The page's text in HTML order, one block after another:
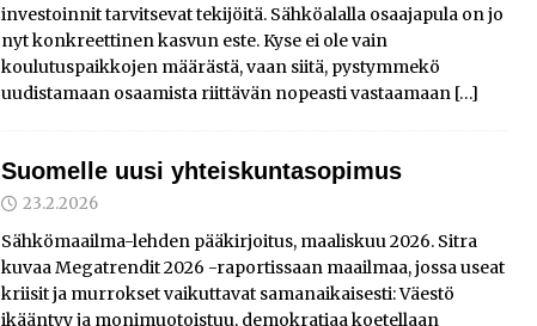
investoinnit tarvitsevat tekijöitä. Sähköalalla osaajapula on jo
nyt konkreettinen kasvun este. Kyse ei ole vain
koulutuspaikkojen määrästä, vaan siitä, pystymmekö
uudistamaan osaamista riittävän nopeasti vastaamaan […]
Suomelle uusi yhteiskuntasopimus
23.2.2026
Sähkömaailma-lehden pääkirjoitus, maaliskuu 2026. Sitra
kuvaa Megatrendit 2026 -raportissaan maailmaa, jossa useat
kriisit ja murrokset vaikuttavat samanaikaisesti: Väestö
ikääntyy ja monimuotoistuu, demokratiaa koetellaan